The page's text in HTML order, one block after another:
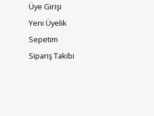
Üye Girişi
Yeni Üyelik
Sepetim
Sipariş Takibi